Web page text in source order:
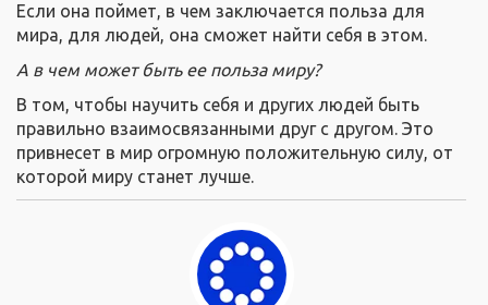
Если она поймет, в чем заключается польза для
мира, для людей, она сможет найти себя в этом.
А в чем может быть ее польза миру?
В том, чтобы научить себя и других людей быть
правильно взаимосвязанными друг с другом. Это
привнесет в мир огромную положительную силу, от
которой миру станет лучше.